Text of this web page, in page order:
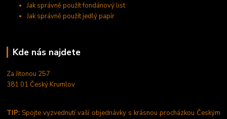
Jak správně použít fondánový list
Jak správně použít jedlý papír
Kde nás najdete
Za Jitonou 257
381 01 Český Krumlov
TIP: Spojte vyzvednutí vaší objednávky s krásnou procházkou Českým